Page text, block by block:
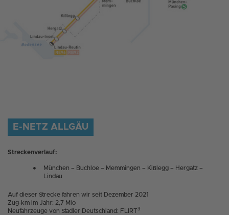
E-NETZ ALLGÄU
Streckenverlauf:
München – Buchloe – Memmingen – Kißlegg – Hergatz –
Lindau
Auf dieser Strecke fahren wir seit Dezember 2021
Zug-km im Jahr: 2,7 Mio
Neufahrzeuge von Stadler Deutschland: FLIRT 3